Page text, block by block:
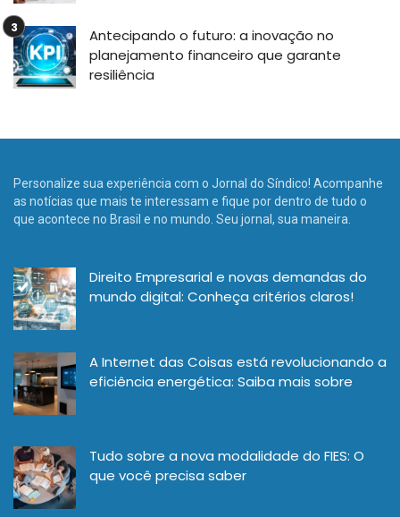
Antecipando o futuro: a inovação no
planejamento financeiro que garante
resiliência
Personalize sua experiência com o Jornal do Síndico! Acompanhe
as notícias que mais te interessam e fique por dentro de tudo o
que acontece no Brasil e no mundo. Seu jornal, sua maneira.
Direito Empresarial e novas demandas do
mundo digital: Conheça critérios claros!
A Internet das Coisas está revolucionando a
eficiência energética: Saiba mais sobre
Tudo sobre a nova modalidade do FIES: O
que você precisa saber